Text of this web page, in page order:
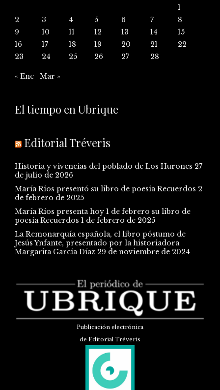
1
2
3 4 5 6 7
8
9
10 11 12 13 14
15
16
17 18 19 20 21
22
23
24 25 26 27 28
« Ene Mar »
El tiempo en Ubrique
Editorial Tréveris
Historia y vivencias del poblado de Los Hurones 27
de julio de 2026
María Ríos presentó su libro de poesía Recuerdos 2
de febrero de 2025
María Ríos presenta hoy 1 de febrero su libro de
poesía Recuerdos 1 de febrero de 2025
La Remonarquía española, el libro póstumo de
Jesús Ynfante, presentado por la historiadora
Margarita García Díaz 29 de noviembre de 2024
Publicación electrónica
de Editorial Tréveris